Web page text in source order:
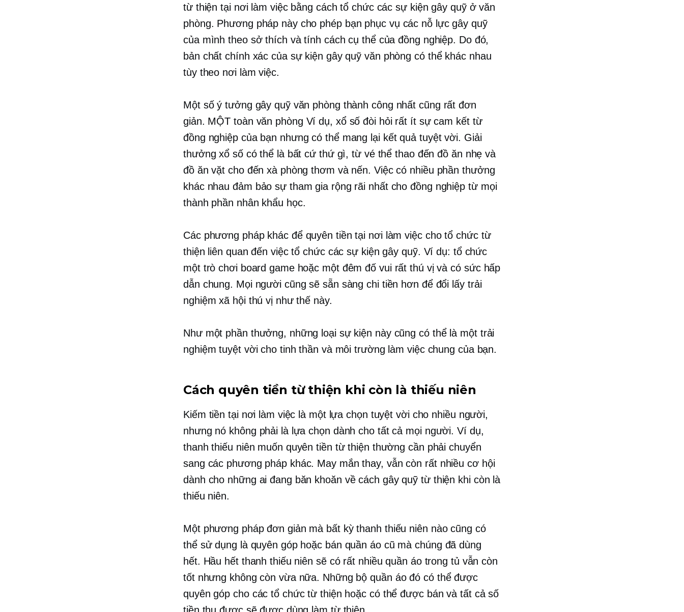
từ thiện tại nơi làm việc bằng cách tổ chức các sự kiện gây quỹ ở văn
phòng. Phương pháp này cho phép bạn phục vụ các nỗ lực gây quỹ
của mình theo sở thích và tính cách cụ thể của đồng nghiệp. Do đó,
bản chất chính xác của sự kiện gây quỹ văn phòng có thể khác nhau
tùy theo nơi làm việc.
Một số ý tưởng gây quỹ văn phòng thành công nhất cũng rất đơn
giản. MỘTtoàn văn phòng Ví dụ, xổ số đòi hỏi rất ít sự cam kết từ
đồng nghiệp của bạn nhưng có thể mang lại kết quả tuyệt vời. Giải
thưởng xổ số có thể là bất cứ thứ gì, từ vé thể thao đến đồ ăn nhẹ và
đồ ăn vặt cho đến xà phòng thơm và nến. Việc có nhiều phần thưởng
khác nhau đảm bảo sự tham gia rộng rãi nhất cho đồng nghiệp từ mọi
thành phần nhân khẩu học.
Các phương pháp khác để quyên tiền tại nơi làm việc cho tổ chức từ
thiện liên quan đến việc tổ chức các sự kiện gây quỹ. Ví dụ: tổ chức
một trò chơi board game hoặc một đêm đố vui rất thú vị và có sức hấp
dẫn chung. Mọi người cũng sẽ sẵn sàng chi tiền hơn để đổi lấy trải
nghiệm xã hội thú vị như thế này.
Như một phần thưởng, những loại sự kiện này cũng có thể là một trải
nghiệm tuyệt vời cho tinh thần và môi trường làm việc chung của bạn.
Cách quyên tiền từ thiện khi còn là thiếu niên
Kiếm tiền tại nơi làm việc là một lựa chọn tuyệt vời cho nhiều người,
nhưng nó không phải là lựa chọn dành cho tất cả mọi người. Ví dụ,
thanh thiếu niên muốn quyên tiền từ thiện thường cần phải chuyển
sang các phương pháp khác. May mắn thay, vẫn còn rất nhiều cơ hội
dành cho những ai đang băn khoăn về cách gây quỹ từ thiện khi còn là
thiếu niên.
Một phương pháp đơn giản mà bất kỳ thanh thiếu niên nào cũng có
thể sử dụng là quyên góp hoặc bán quần áo cũ mà chúng đã dùng
hết. Hầu hết thanh thiếu niên sẽ có rất nhiều quần áo trong tủ vẫn còn
tốt nhưng không còn vừa nữa. Những bộ quần áo đó có thể được
quyên góp cho các tổ chức từ thiện hoặc có thể được bán và tất cả số